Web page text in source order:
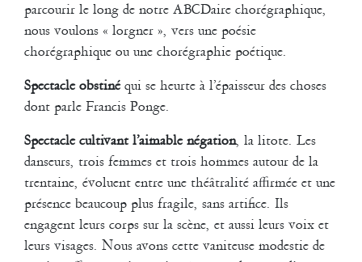
parcourir le long de notre ABCDaire chorégraphique,
nous voulons « lorgner », vers une poésie
chorégraphique ou une chorégraphie poétique.
Spectacle obstinéqui se heurte à l’épaisseur des choses
dont parle Francis Ponge.
Spectacle cultivant l’aimable négation, la litote. Les
danseurs, trois femmes et trois hommes autour de la
trentaine, évoluent entre une théâtralité affirmée et une
présence beaucoup plus fragile, sans artifice. Ils
engagent leurs corps sur la scène, et aussi leurs voix et
leurs visages. Nous avons cette vaniteuse modestie de
DDDrinking the rain
pour et avec les danseurs de COLINE (Istres) et de MASLOOL (Tel
DDDrinking the rain » est une création qui s’appuie sur l’écriture de
biographies des danseurs en partie imaginaires entremêlant textes et
musicalités à travers un travail de composition.
Nouveau studio à la Friche